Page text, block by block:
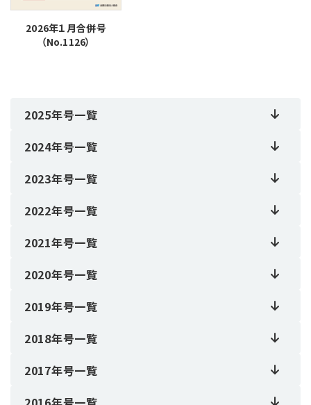
2026年１月合併号
（No.1126）
2025年号一覧
2024年号一覧
2023年号一覧
2022年号一覧
2021年号一覧
2020年号一覧
2019年号一覧
2018年号一覧
2017年号一覧